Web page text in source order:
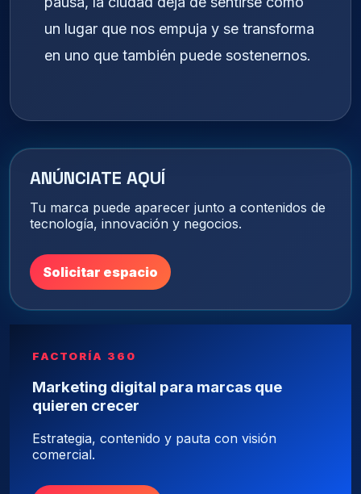
un lugar que nos empuja y se transforma
en uno que también puede sostenernos.
ANÚNCIATE AQUÍ
Tu marca puede aparecer junto a contenidos de
tecnología, innovación y negocios.
Solicitar espacio
FACTORÍA 360
Marketing digital para marcas que
quieren crecer
Estrategia, contenido y pauta con visión
comercial.